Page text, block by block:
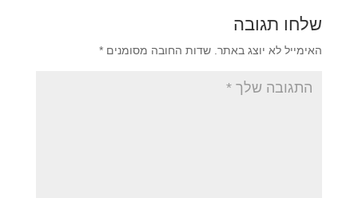
שלחו תגובה
האימייל לא יוצג באתר. שדות החובה מסומנים *